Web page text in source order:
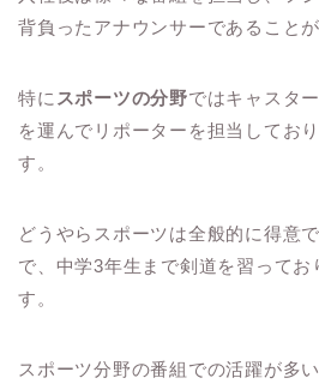
背負ったアナウンサーであること
特にスポーツの分野ではキャスタ
を運んでリポーターを担当してお
す。
どうやらスポーツは全般的に得意
で、中学3年生まで剣道を習って
す。
スポーツ分野の番組での活躍が多